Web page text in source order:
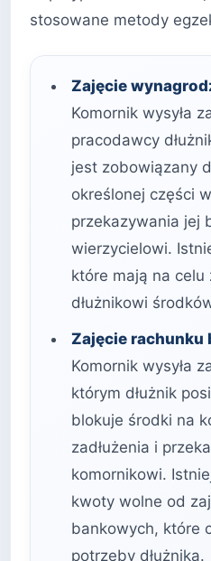
stosowane metody
Zajęcie
Komornik wysyła
pracodawcy
jest zobowiązany
określonej części
przekazywania jej
wierzycielowi.
które mają na celu
dłużnikowi
Zajęcie rachunku
Komornik wysyła
którym dłużnik
blokuje środki na
zadłużenia i
komornikowi.
kwoty wolne od
bankowych, które
potrzeby dłużnika.